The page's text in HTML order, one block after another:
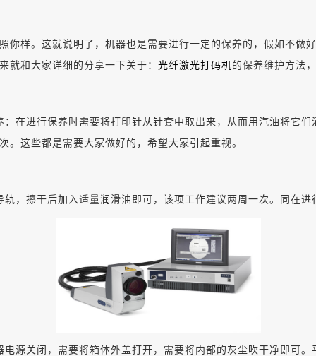
。这就说明了，机器也是需要进行一定的保养的，假如不做
就和大家详细的分享一下关于： 光纤激光打码机的保养维护方法
进行保养时需要将打印针从针套中取出来，从而用汽油将它们
这些都是需要大家做好的，希望大家引起重视。
擦干后加入适量润滑油即可，该项工作建议两周一次。同在进
关闭，需要将箱体外盖打开，需要将内部的灰尘吹干净即可。